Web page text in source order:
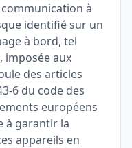
à
identifié sur un
à bord, tel
imposée aux
des articles
6 du code des
européens
à garantir la
appareils en